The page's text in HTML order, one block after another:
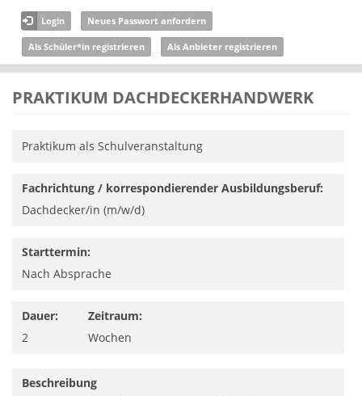
Direkt zum Inhalt
Login Neues Passwort anfordern
Als Schüler*in registrieren Als Anbieter registrieren
PRAKTIKUM DACHDECKERHANDWERK
Praktikum als Schulveranstaltung
Fachrichtung / korrespondierender Ausbildungsberuf:
Dachdecker/in (m/w/d)
Starttermin:
Nach Absprache
Dauer:
2
Zeitraum:
Wochen
Beschreibung